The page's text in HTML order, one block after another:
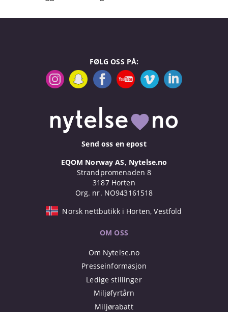
FØLG OSS PÅ:
Send oss en epost
EQOM Norway AS, Nytelse.no
Strandpromenaden 8
3187 Horten
Org. nr. NO943161518
Norsk nettbutikk i Horten, Vestfold
OM OSS
Om Nytelse.no
Presseinformasjon
Ledige stillinger
Miljøfyrtårn
Miljørabatt